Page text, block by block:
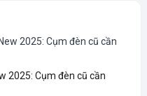
2025: Cụm đèn cũ cần